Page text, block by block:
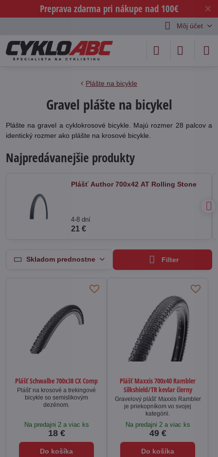
✕
Preprava zdarma pri nákupe nad 100€
Môj účet
Plášte na bicykle
Gravel plášte na bicykel
Plášte na gravel a cyklokrosové bicykle. Majú rozmer 28 palcov a
identický rozmer ako plášte na krosové bicykle.
Najpredávanejšie produkty
Plášť Author 700x42 AT Rolling Stone
4-8 dní
21 €
Skladom prednostne Filter
Plášť Schwalbe 700x38 CX Comp
Plášť na krosové a trekingové
bicykle so semislikovým
dezénom.
Na predajni 2 a viac ks
18 €
Do košíka
Plášť Maxxis 700x40 Rambler
Silkshield/TR kevlar čierny
Gravelový plášť Maxxis Rambler
je priekopníkom vo svojej
kategórii.
Na predajni 2 a viac ks
49 €
Do košíka